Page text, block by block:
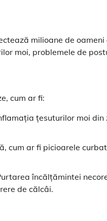
milioane de
moi, problemele de
cum ar fi:
țesuturilor moi
cum ar fi picioarele
încălțămintei
de călcâi.